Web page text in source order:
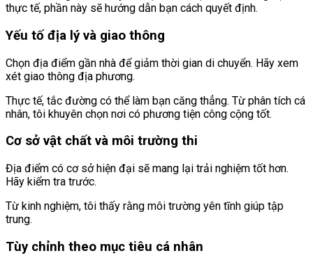
thực tế, phần này sẽ hướng dẫn bạn cách quyết định.
Yếu tố địa lý và giao thông
Chọn địa điểm gần nhà để giảm thời gian di chuyển. Hãy xem
xét giao thông địa phương.
Thực tế, tắc đường có thể làm bạn căng thẳng. Từ phân tích cá
nhân, tôi khuyên chọn nơi có phương tiện công cộng tốt.
Cơ sở vật chất và môi trường thi
Địa điểm có cơ sở hiện đại sẽ mang lại trải nghiệm tốt hơn.
Hãy kiểm tra trước.
Từ kinh nghiệm, tôi thấy rằng môi trường yên tĩnh giúp tập
trung.
Tùy chỉnh theo mục tiêu cá nhân